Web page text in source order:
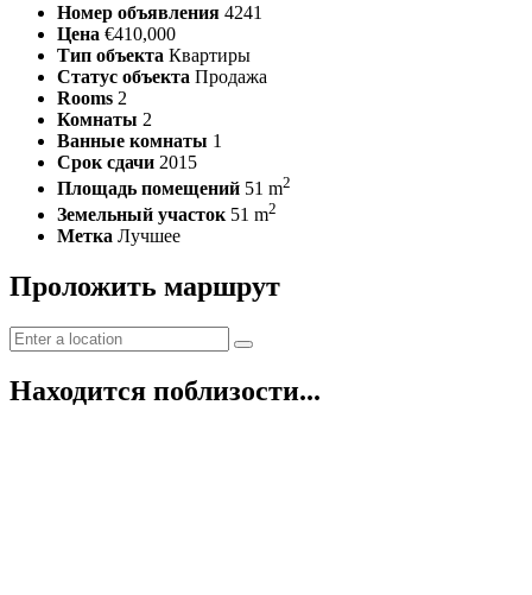
Номер объявления 4241
Цена €410,000
Тип объекта Квартиры
Статус объекта Продажа
Rooms 2
Комнаты 2
Ванные комнаты 1
Срок сдачи 2015
Площадь помещений 51 m2
Земельный участок 51 m2
Метка Лучшее
Проложить маршрут
Находится поблизости...